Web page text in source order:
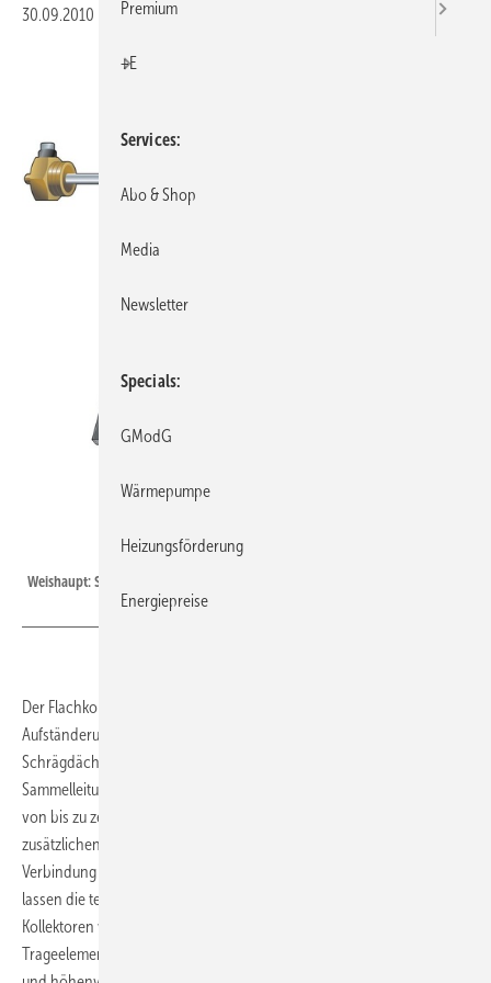
30.09.2010 Veröffentlicht in
Weishaupt: Schnitt durch den Solarkollektor WTS-F2.
Der Flachkollektor WTS-F2 von Weishaupt wurde für die
Aufständerung auf ebenen Flächen und die Montage auf
Schrägdächern oberhalb der Dacheindeckung konzipiert. Integrierte
Sammelleitungen ermöglichen die hydraulische Zusammenfassung
von bis zu zehn Kollektoren in einer Reihe. Dazu sind keine
zusätzlichen Rohrstücke und Dämmmaterialien erforderlich, die
Verbindung erfolgt metallisch dichtend; spezielle Kompensatoren
lassen die temperaturbedingte Ausdehnung zu. Zur Befestigung der
Kollektoren wird nur ein einziges Werkzeug benötigt, alle
Trageelemente sind aus Aluminium gefertigt: Nivellierbare Schienen
Premium
+E
Services
Abo & Shop
Media
Newsletter
Specials
GModG
Wärmepumpe
Heizungsförderung
Energiepreise